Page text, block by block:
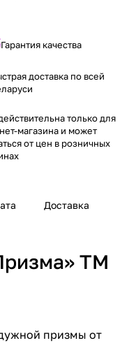
Гарантия качества
доставка по всей
только для
магазина и может
от цен в розничных
Доставка
TM
призмы от